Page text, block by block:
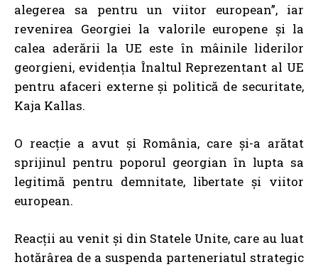
alegerea sa pentru un viitor european”, iar
revenirea Georgiei la valorile europene și la
calea aderării la UE este în mâinile liderilor
georgieni, evidenția Înaltul Reprezentant al UE
pentru afaceri externe și politică de securitate,
Kaja Kallas.
O reacție a avut și România, care și-a arătat
sprijinul pentru poporul georgian în lupta sa
legitimă pentru demnitate, libertate și viitor
european.
Reacții au venit și din Statele Unite, care au luat
hotărârea de a suspenda parteneriatul strategic